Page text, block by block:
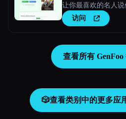
让你最喜欢的名人说
访问
查看所有
🎲查看类别中的更多应